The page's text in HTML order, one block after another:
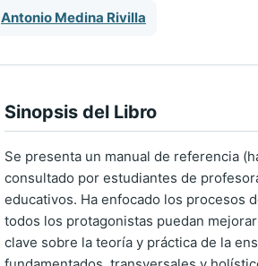
Antonio Medina Rivilla
Sinopsis del Libro
Se presenta un manual de referencia
consultado por estudiantes de
educativos. Ha enfocado los procesos
todos los protagonistas puedan
clave sobre la teoría y práctica de la